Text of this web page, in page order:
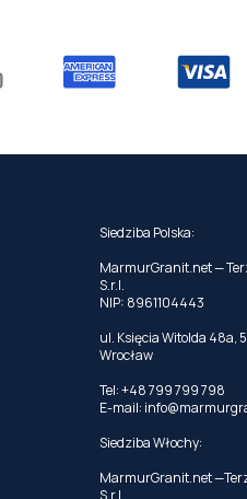
Siedziba Polska:
MarmurGranit.net —
S.r.l.
NIP: 8961104443
ul. Księcia Witolda 48a,
Wrocław
Tel: +48 799 799 798
E-mail:
Siedziba Włochy:
MarmurGranit.net
S.r.l.